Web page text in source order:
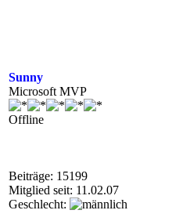
Sunny
Microsoft MVP
Offline
Beiträge: 15199
Mitglied seit: 11.02.07
Geschlecht: